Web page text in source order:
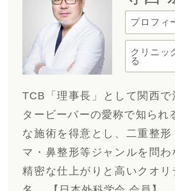
プロフィ
クリニッ
る
TCB「理事長」として関西で
タービーバーの愛称で知られ
な施術を得意とし、二重整形
マ・鼻整形等ジャンルを問わ
精密な仕上がりと高いクオリ